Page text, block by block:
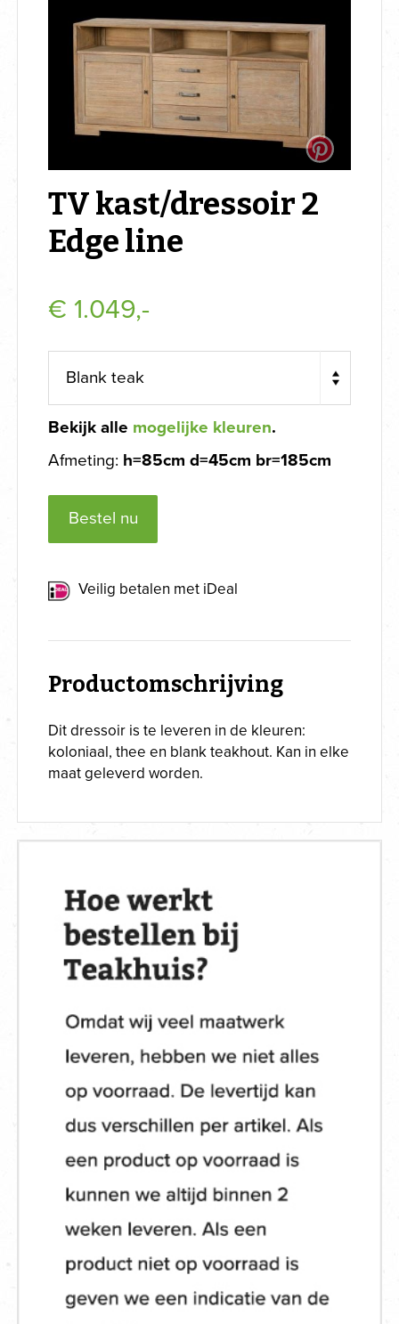
TV kast/dressoir 2
Edge line
€ 1.049,-
Bekijk alle mogelijke kleuren.
Afmeting: h=85cm d=45cm br=185cm
Bestel nu
Veilig betalen met iDeal
Productomschrijving
Dit dressoir is te leveren in de kleuren:
koloniaal, thee en blank teakhout. Kan in elke
maat geleverd worden.